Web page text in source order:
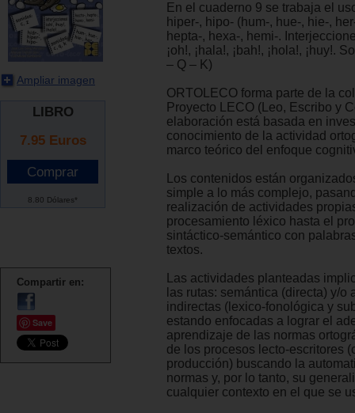
Ampliar imagen
LIBRO
7.95 Euros
8.80 Dólares*
Compartir en:
Save
En el cuaderno 9 se trabaja el
hiper-, hipo- (hum-, hue-, hie-,
hepta-, hexa-, hemi-.
¡oh!, ¡hala!, ¡bah!, ¡hola!, ¡huy!.
– Q – K)
ORTOLECO forma parte de la
Proyecto LECO (Leo, Escribo y
elaboración está basada en
conocimiento de la actividad
marco teórico del enfoque
Los contenidos están
simple a lo más complejo,
realización de actividades
procesamiento léxico hasta el
sintáctico-semántico con
textos.
Las actividades planteadas
las rutas: semántica (directa) y/o
indirectas (lexico-fonológica y
estando enfocadas a lograr el
aprendizaje de las normas
de los procesos lecto-escritores
producción) buscando la
normas y, por lo tanto, su
cualquier contexto en el que se